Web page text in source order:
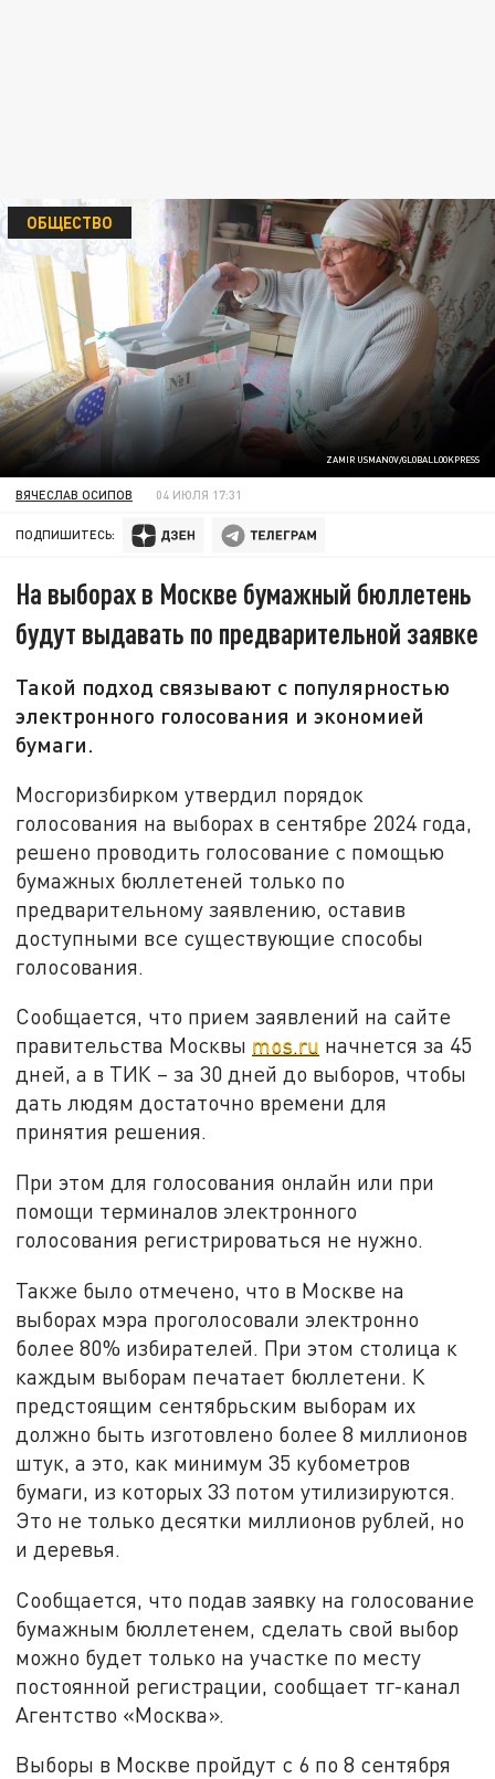
ZAMIR USMANOV/GLOBALLOOKPRESS
ОБЩЕСТВО
ВЯЧЕСЛАВ ОСИПОВ 04 ИЮЛЯ 17:31
ПОДПИШИТЕСЬ:
На выборах в Москве бумажный бюллетень
будут выдавать по предварительной заявке
Такой подход связывают с популярностью
электронного голосования и экономией
бумаги.
Мосгоризбирком утвердил порядок
голосования на выборах в сентябре 2024 года,
решено проводить голосование с помощью
бумажных бюллетеней только по
предварительному заявлению, оставив
доступными все существующие способы
голосования.
Сообщается, что прием заявлений на сайте
правительства Москвы mos.ru начнется за 45
дней, а в ТИК – за 30 дней до выборов, чтобы
дать людям достаточно времени для
принятия решения.
При этом для голосования онлайн или при
помощи терминалов электронного
голосования регистрироваться не нужно.
Также было отмечено, что в Москве на
выборах мэра проголосовали электронно
более 80% избирателей. При этом столица к
каждым выборам печатает бюллетени. К
предстоящим сентябрьским выборам их
должно быть изготовлено более 8 миллионов
штук, а это, как минимум 35 кубометров
бумаги, из которых 33 потом утилизируются.
Это не только десятки миллионов рублей, но
и деревья.
Сообщается, что подав заявку на голосование
бумажным бюллетенем, сделать свой выбор
можно будет только на участке по месту
постоянной регистрации, сообщает тг-канал
Агентство «Москва».
Выборы в Москве пройдут с 6 по 8 сентября